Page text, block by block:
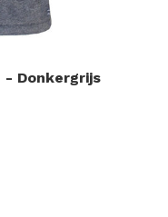
- Donkergrijs